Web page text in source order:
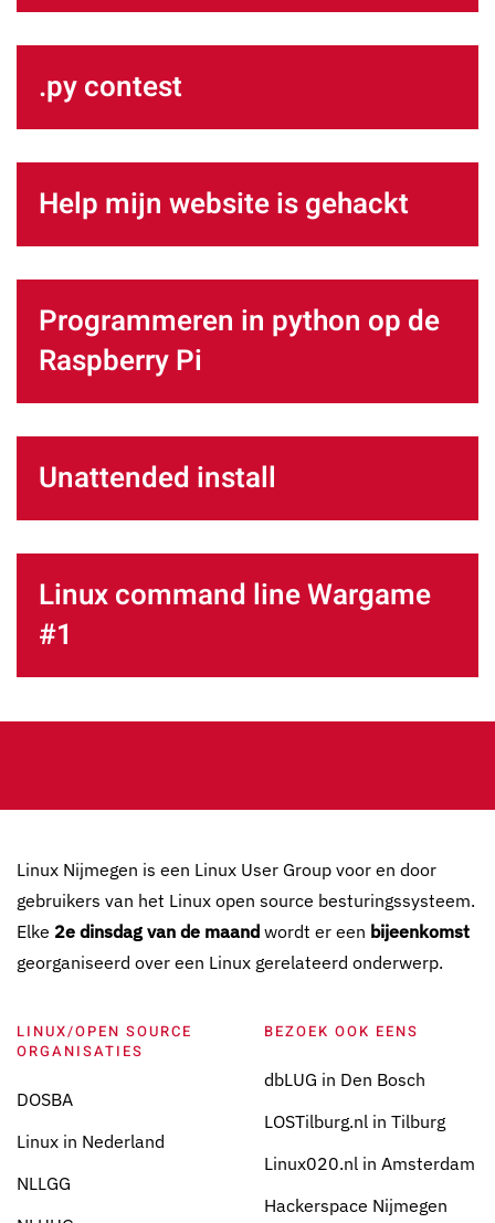
.py contest
Help mijn website is gehackt
Programmeren in python op de
Raspberry Pi
Unattended install
Linux command line Wargame
#1
Linux Nijmegen is een Linux User Group voor en door
gebruikers van het Linux open source besturingssysteem.
Elke 2e dinsdag van de maand wordt er een bijeenkomst
georganiseerd over een Linux gerelateerd onderwerp.
LINUX/OPEN SOURCE
ORGANISATIES
DOSBA
Linux in Nederland
NLLGG
BEZOEK OOK EENS
dbLUG in Den Bosch
LOSTilburg.nl in Tilburg
Linux020.nl in Amsterdam
Hackerspace Nijmegen